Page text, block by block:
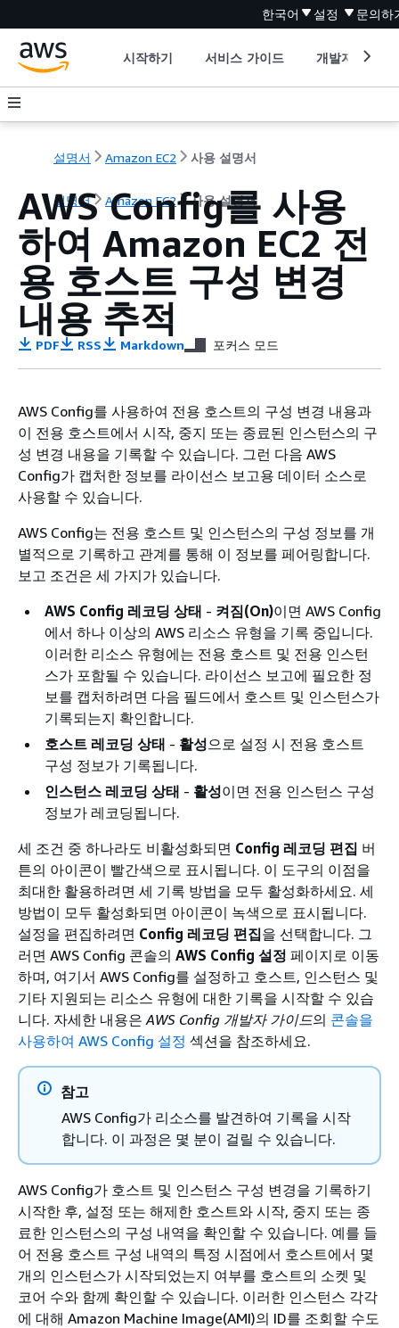
한국어 설정 문의하
시작하기 서비스 가이드 개발자 도구
설명서 Amazon EC2 사용 설명서
설명서 Amazon EC2 사용 설명서
AWS Config를 사용
하여 Amazon EC2 전
용 호스트 구성 변경
내용 추적
PDF RSS Markdown 포커스 모드
AWS Config를 사용하여 전용 호스트의 구성 변경 내용과
이 전용 호스트에서 시작, 중지 또는 종료된 인스턴스의 구
성 변경 내용을 기록할 수 있습니다. 그런 다음 AWS
Config가 캡처한 정보를 라이선스 보고용 데이터 소스로
사용할 수 있습니다.
AWS Config는 전용 호스트 및 인스턴스의 구성 정보를 개
별적으로 기록하고 관계를 통해 이 정보를 페어링합니다.
보고 조건은 세 가지가 있습니다.
AWS Config 레코딩 상태 - 켜짐(On)이면 AWS Config
에서 하나 이상의 AWS 리소스 유형을 기록 중입니다.
이러한 리소스 유형에는 전용 호스트 및 전용 인스턴
스가 포함될 수 있습니다. 라이선스 보고에 필요한 정
보를 캡처하려면 다음 필드에서 호스트 및 인스턴스가
기록되는지 확인합니다.
호스트 레코딩 상태 - 활성으로 설정 시 전용 호스트
구성 정보가 기록됩니다.
인스턴스 레코딩 상태 - 활성이면 전용 인스턴스 구성
정보가 레코딩됩니다.
세 조건 중 하나라도 비활성화되면 Config 레코딩 편집 버
튼의 아이콘이 빨간색으로 표시됩니다. 이 도구의 이점을
최대한 활용하려면 세 기록 방법을 모두 활성화하세요. 세
방법이 모두 활성화되면 아이콘이 녹색으로 표시됩니다.
설정을 편집하려면 Config 레코딩 편집을 선택합니다. 그
러면 AWS Config 콘솔의 AWS Config 설정 페이지로 이동
하며, 여기서 AWS Config를 설정하고 호스트, 인스턴스 및
기타 지원되는 리소스 유형에 대한 기록을 시작할 수 있습
니다. 자세한 내용은AWS Config 개발자 가이드의 콘솔을
사용하여 AWS Config 설정 섹션을 참조하세요.
참고
AWS Config가 리소스를 발견하여 기록을 시작
합니다. 이 과정은 몇 분이 걸릴 수 있습니다.
AWS Config가 호스트 및 인스턴스 구성 변경을 기록하기
시작한 후, 설정 또는 해제한 호스트와 시작, 중지 또는 종
료한 인스턴스의 구성 내역을 확인할 수 있습니다. 예를 들
어 전용 호스트 구성 내역의 특정 시점에서 호스트에서 몇
개의 인스턴스가 시작되었는지 여부를 호스트의 소켓 및
코어 수와 함께 확인할 수 있습니다. 이러한 인스턴스 각각
에 대해 Amazon Machine Image(AMI)의 ID를 조회할 수도